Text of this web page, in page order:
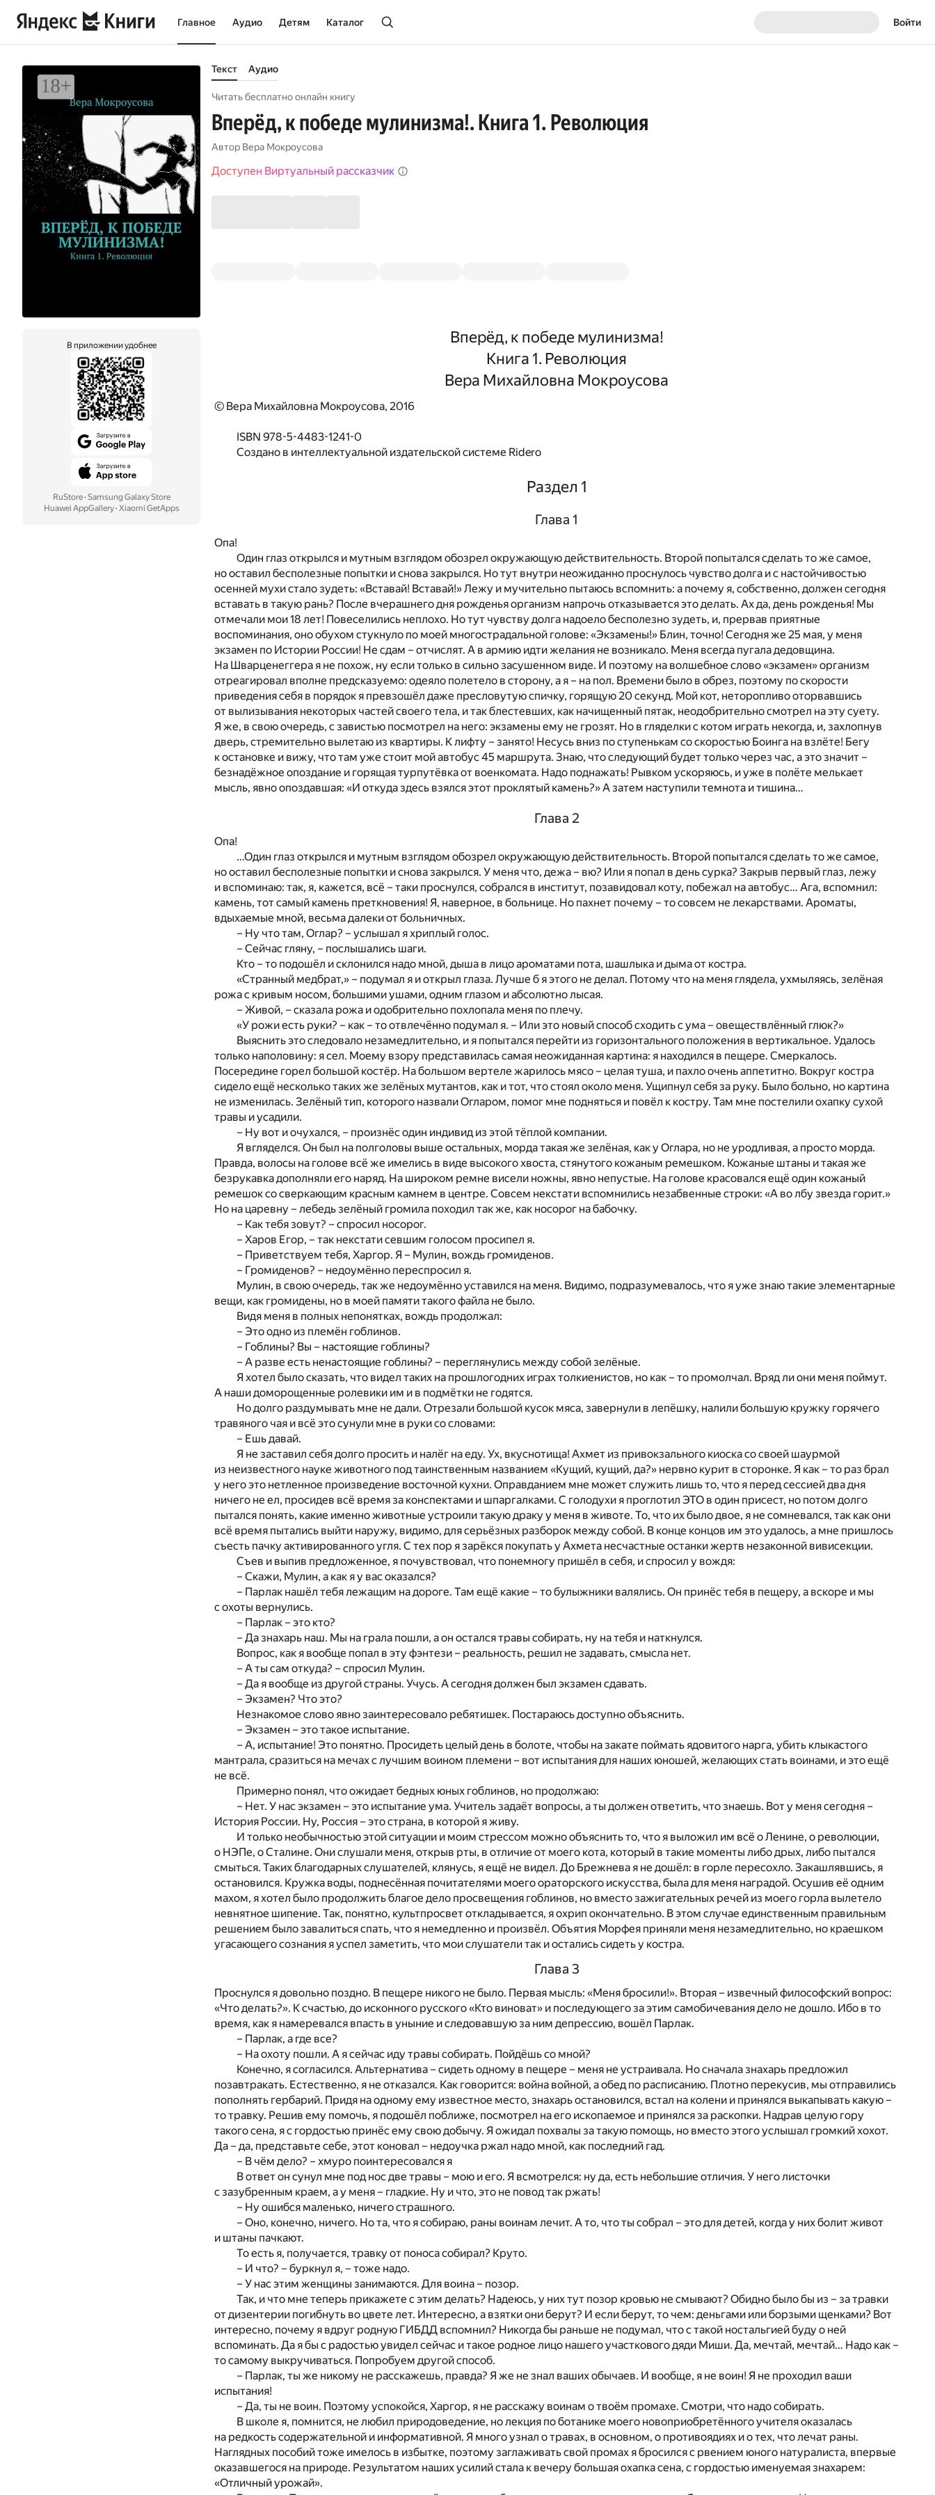
Главное Аудио Детям Каталог Войти
В приложении удобнее
RuStore· Samsung Galaxy Store
Huawei AppGallery· Xiaomi GetApps
Текст Аудио
Читать бесплатно онлайн книгу
Вперёд, к победе мулинизма!. Книга 1. Революция
Автор Вера Мокроусова
Доступен Виртуальный рассказчик
Вперёд, к победе мулинизма!
Книга 1. Революция
Вера Михайловна Мокроусова
© Вера Михайловна Мокроусова, 2016
ISBN 978-5-4483-1241-0
Создано в интеллектуальной издательской системе Ridero
Раздел 1
Глава 1
Опа!
Один глаз открылся и мутным взглядом обозрел окружающую действительность. Второй попытался сделать то же самое,
но оставил бесполезные попытки и снова закрылся. Но тут внутри неожиданно проснулось чувство долга и с настойчивостью
осенней мухи стало зудеть: «Вставай! Вставай!» Лежу и мучительно пытаюсь вспомнить: а почему я, собственно, должен сегодня
вставать в такую рань? После вчерашнего дня рожденья организм напрочь отказывается это делать. Ах да, день рожденья! Мы
отмечали мои 18 лет! Повеселились неплохо. Но тут чувству долга надоело бесполезно зудеть, и, прервав приятные
воспоминания, оно обухом стукнуло по моей многострадальной голове: «Экзамены!» Блин, точно! Сегодня же 25 мая, у меня
экзамен по Истории России! Не сдам – отчислят. А в армию идти желания не возникало. Меня всегда пугала дедовщина.
На Шварценеггера я не похож, ну если только в сильно засушенном виде. И поэтому на волшебное слово «экзамен» организм
отреагировал вполне предсказуемо: одеяло полетело в сторону, а я – на пол. Времени было в обрез, поэтому по скорости
приведения себя в порядок я превзошёл даже пресловутую спичку, горящую 20 секунд. Мой кот, неторопливо оторвавшись
от вылизывания некоторых частей своего тела, и так блестевших, как начищенный пятак, неодобрительно смотрел на эту суету.
Я же, в свою очередь, с завистью посмотрел на него: экзамены ему не грозят. Но в гляделки с котом играть некогда, и, захлопнув
дверь, стремительно вылетаю из квартиры. К лифту – занято! Несусь вниз по ступенькам со скоростью Боинга на взлёте! Бегу
к остановке и вижу, что там уже стоит мой автобус 45 маршрута. Знаю, что следующий будет только через час, а это значит –
безнадёжное опоздание и горящая турпутёвка от военкомата. Надо поднажать! Рывком ускоряюсь, и уже в полёте мелькает
мысль, явно опоздавшая: «И откуда здесь взялся этот проклятый камень?» А затем наступили темнота и тишина…
Глава 2
Опа!
…Один глаз открылся и мутным взглядом обозрел окружающую действительность. Второй попытался сделать то же самое,
но оставил бесполезные попытки и снова закрылся. У меня что, дежа – вю? Или я попал в день сурка? Закрыв первый глаз, лежу
и вспоминаю: так, я, кажется, всё – таки проснулся, собрался в институт, позавидовал коту, побежал на автобус… Ага, вспомнил:
камень, тот самый камень преткновения! Я, наверное, в больнице. Но пахнет почему – то совсем не лекарствами. Ароматы,
вдыхаемые мной, весьма далеки от больничных.
– Ну что там, Оглар? – услышал я хриплый голос.
– Сейчас гляну, – послышались шаги.
Кто – то подошёл и склонился надо мной, дыша в лицо ароматами пота, шашлыка и дыма от костра.
«Странный медбрат,» – подумал я и открыл глаза. Лучше б я этого не делал. Потому что на меня глядела, ухмыляясь, зелёная
рожа с кривым носом, большими ушами, одним глазом и абсолютно лысая.
– Живой, – сказала рожа и одобрительно похлопала меня по плечу.
«У рожи есть руки? – как – то отвлечённо подумал я. – Или это новый способ сходить с ума – овеществлённый глюк?»
Выяснить это следовало незамедлительно, и я попытался перейти из горизонтального положения в вертикальное. Удалось
только наполовину: я сел. Моему взору представилась самая неожиданная картина: я находился в пещере. Смеркалось.
Посередине горел большой костёр. На большом вертеле жарилось мясо – целая туша, и пахло очень аппетитно. Вокруг костра
сидело ещё несколько таких же зелёных мутантов, как и тот, что стоял около меня. Ущипнул себя за руку. Было больно, но картина
не изменилась. Зелёный тип, которого назвали Огларом, помог мне подняться и повёл к костру. Там мне постелили охапку сухой
травы и усадили.
– Ну вот и очухался, – произнёс один индивид из этой тёплой компании.
Я вгляделся. Он был на полголовы выше остальных, морда такая же зелёная, как у Оглара, но не уродливая, а просто морда.
Правда, волосы на голове всё же имелись в виде высокого хвоста, стянутого кожаным ремешком. Кожаные штаны и такая же
безрукавка дополняли его наряд. На широком ремне висели ножны, явно непустые. На голове красовался ещё один кожаный
ремешок со сверкающим красным камнем в центре. Совсем некстати вспомнились незабвенные строки: «А во лбу звезда горит.»
Но на царевну – лебедь зелёный громила походил так же, как носорог на бабочку.
– Как тебя зовут? – спросил носорог.
– Харов Егор, – так некстати севшим голосом просипел я.
– Приветствуем тебя, Харгор. Я – Мулин, вождь громиденов.
– Громиденов? – недоумённо переспросил я.
Мулин, в свою очередь, так же недоумённо уставился на меня. Видимо, подразумевалось, что я уже знаю такие элементарные
вещи, как громидены, но в моей памяти такого файла не было.
Видя меня в полных непонятках, вождь продолжал:
– Это одно из племён гоблинов.
– Гоблины? Вы – настоящие гоблины?
– А разве есть ненастоящие гоблины? – переглянулись между собой зелёные.
Я хотел было сказать, что видел таких на прошлогодних играх толкиенистов, но как – то промолчал. Вряд ли они меня поймут.
А наши доморощенные ролевики им и в подмётки не годятся.
Но долго раздумывать мне не дали. Отрезали большой кусок мяса, завернули в лепёшку, налили большую кружку горячего
травяного чая и всё это сунули мне в руки со словами:
– Ешь давай.
Я не заставил себя долго просить и налёг на еду. Ух, вкуснотища! Ахмет из привокзального киоска со своей шаурмой
из неизвестного науке животного под таинственным названием «Кущий, кущий, да?» нервно курит в сторонке. Я как – то раз брал
у него это нетленное произведение восточной кухни. Оправданием мне может служить лишь то, что я перед сессией два дня
ничего не ел, просидев всё время за конспектами и шпаргалками. С голодухи я проглотил ЭТО в один присест, но потом долго
пытался понять, какие именно животные устроили такую драку у меня в животе. То, что их было двое, я не сомневался, так как они
всё время пытались выйти наружу, видимо, для серьёзных разборок между собой. В конце концов им это удалось, а мне пришлось
съесть пачку активированного угля. С тех пор я зарёкся покупать у Ахмета несчастные останки жертв незаконной вивисекции.
Съев и выпив предложенное, я почувствовал, что понемногу пришёл в себя, и спросил у вождя:
– Скажи, Мулин, а как я у вас оказался?
– Парлак нашёл тебя лежащим на дороге. Там ещё какие – то булыжники валялись. Он принёс тебя в пещеру, а вскоре и мы
с охоты вернулись.
– Парлак – это кто?
– Да знахарь наш. Мы на грала пошли, а он остался травы собирать, ну на тебя и наткнулся.
Вопрос, как я вообще попал в эту фэнтези – реальность, решил не задавать, смысла нет.
– А ты сам откуда? – спросил Мулин.
– Да я вообще из другой страны. Учусь. А сегодня должен был экзамен сдавать.
– Экзамен? Что это?
Незнакомое слово явно заинтересовало ребятишек. Постараюсь доступно объяснить.
– Экзамен – это такое испытание.
– А, испытание! Это понятно. Просидеть целый день в болоте, чтобы на закате поймать ядовитого нарга, убить клыкастого
мантрала, сразиться на мечах с лучшим воином племени – вот испытания для наших юношей, желающих стать воинами, и это ещё
не всё.
Примерно понял, что ожидает бедных юных гоблинов, но продолжаю:
– Нет. У нас экзамен – это испытание ума. Учитель задаёт вопросы, а ты должен ответить, что знаешь. Вот у меня сегодня –
История России. Ну, Россия – это страна, в которой я живу.
И только необычностью этой ситуации и моим стрессом можно объяснить то, что я выложил им всё о Ленине, о революции,
о НЭПе, о Сталине. Они слушали меня, открыв рты, в отличие от моего кота, который в такие моменты либо дрых, либо пытался
смыться. Таких благодарных слушателей, клянусь, я ещё не видел. До Брежнева я не дошёл: в горле пересохло. Закашлявшись, я
остановился. Кружка воды, поднесённая почитателями моего ораторского искусства, была для меня наградой. Осушив её одним
махом, я хотел было продолжить благое дело просвещения гоблинов, но вместо зажигательных речей из моего горла вылетело
невнятное шипение. Так, понятно, культпросвет откладывается, я охрип окончательно. В этом случае единственным правильным
решением было завалиться спать, что я немедленно и произвёл. Объятия Морфея приняли меня незамедлительно, но краешком
угасающего сознания я успел заметить, что мои слушатели так и остались сидеть у костра.
Глава 3
Проснулся я довольно поздно. В пещере никого не было. Первая мысль: «Меня бросили!». Вторая – извечный философский вопрос:
«Что делать?». К счастью, до исконного русского «Кто виноват» и последующего за этим самобичевания дело не дошло. Ибо в то
время, как я намеревался впасть в уныние и следовавшую за ним депрессию, вошёл Парлак.
– Парлак, а где все?
– На охоту пошли. А я сейчас иду травы собирать. Пойдёшь со мной?
Конечно, я согласился. Альтернатива – сидеть одному в пещере – меня не устраивала. Но сначала знахарь предложил
позавтракать. Естественно, я не отказался. Как говорится: война войной, а обед по расписанию. Плотно перекусив, мы отправились
пополнять гербарий. Придя на одному ему известное место, знахарь остановился, встал на колени и принялся выкапывать какую –
то травку. Решив ему помочь, я подошёл поближе, посмотрел на его ископаемое и принялся за раскопки. Надрав целую гору
такого сена, я с гордостью принёс ему свою добычу. Я ожидал похвалы за такую помощь, но вместо этого услышал громкий хохот.
Да – да, представьте себе, этот коновал – недоучка ржал надо мной, как последний гад.
– В чём дело? – хмуро поинтересовался я
В ответ он сунул мне под нос две травы – мою и его. Я всмотрелся: ну да, есть небольшие отличия. У него листочки
с зазубренным краем, а у меня – гладкие. Ну и что, это не повод так ржать!
– Ну ошибся маленько, ничего страшного.
– Оно, конечно, ничего. Но та, что я собираю, раны воинам лечит. А то, что ты собрал – это для детей, когда у них болит живот
и штаны пачкают.
То есть я, получается, травку от поноса собирал? Круто.
– И что? – буркнул я, – тоже надо.
– У нас этим женщины занимаются. Для воина – позор.
Так, и что мне теперь прикажете с этим делать? Надеюсь, у них тут позор кровью не смывают? Обидно было бы из – за травки
от дизентерии погибнуть во цвете лет. Интересно, а взятки они берут? И если берут, то чем: деньгами или борзыми щенками? Вот
интересно, почему я вдруг родную ГИБДД вспомнил? Никогда бы раньше не подумал, что с такой ностальгией буду о ней
вспоминать. Да я бы с радостью увидел сейчас и такое родное лицо нашего участкового дяди Миши. Да, мечтай, мечтай… Надо как –
то самому выкручиваться. Попробуем другой способ.
– Парлак, ты же никому не расскажешь, правда? Я же не знал ваших обычаев. И вообще, я не воин! Я не проходил ваши
испытания!
– Да, ты не воин. Поэтому успокойся, Харгор, я не расскажу воинам о твоём промахе. Смотри, что надо собирать.
В школе я, помнится, не любил природоведение, но лекция по ботанике моего новоприобретённого учителя оказалась
на редкость содержательной и информативной. Я много узнал о травах, в основном, о противоядиях и о тех, что лечат раны.
Наглядных пособий тоже имелось в избытке, поэтому заглаживать свой промах я бросился с рвением юного натуралиста, впервые
оказавшегося на природе. Результатом наших усилий стала к вечеру большая охапка сена, с гордостью именуемая знахарем:
«Отличный урожай».